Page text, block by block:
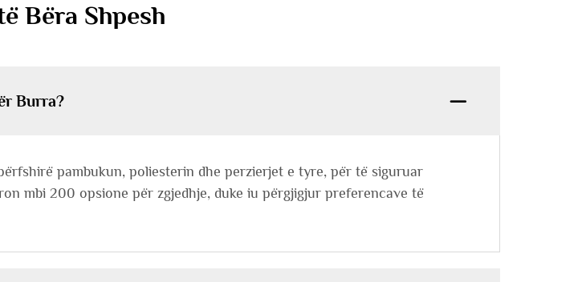
Bëra Shpesh
Burra?
pambukun, poliesterin dhe perzierjet e tyre, për të siguruar
mbi 200 opsione për zgjedhje, duke iu përgjigjur preferencave të